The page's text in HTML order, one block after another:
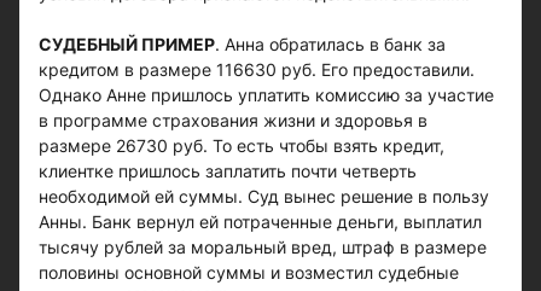
СУДЕБНЫЙ ПРИМЕР. Анна обратилась в банк за
кредитом в размере 116630 руб. Его предоставили.
Однако Анне пришлось уплатить комиссию за участие
в программе страхования жизни и здоровья в
размере 26730 руб. То есть чтобы взять кредит,
клиентке пришлось заплатить почти четверть
необходимой ей суммы. Суд вынес решение в пользу
Анны. Банк вернул ей потраченные деньги, выплатил
тысячу рублей за моральный вред, штраф в размере
половины основной суммы и возместил судебные